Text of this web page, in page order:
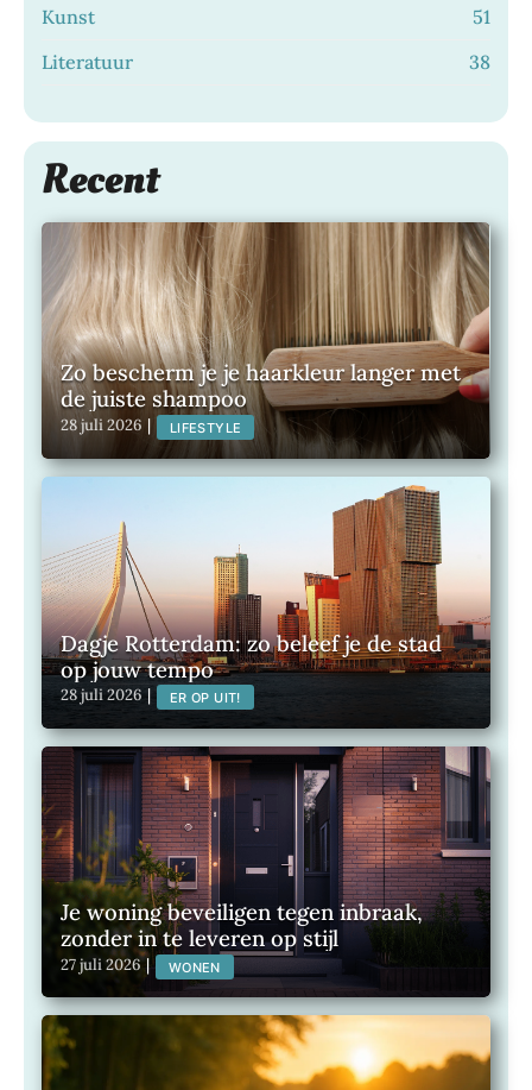
Kunst
51
Literatuur
38
Recent
Zo bescherm je je haarkleur langer met
de juiste shampoo
28 juli 2026 | LIFESTYLE
Dagje Rotterdam: zo beleef je de stad
op jouw tempo
28 juli 2026 | ER OP UIT!
Je woning beveiligen tegen inbraak,
zonder in te leveren op stijl
27 juli 2026 | WONEN